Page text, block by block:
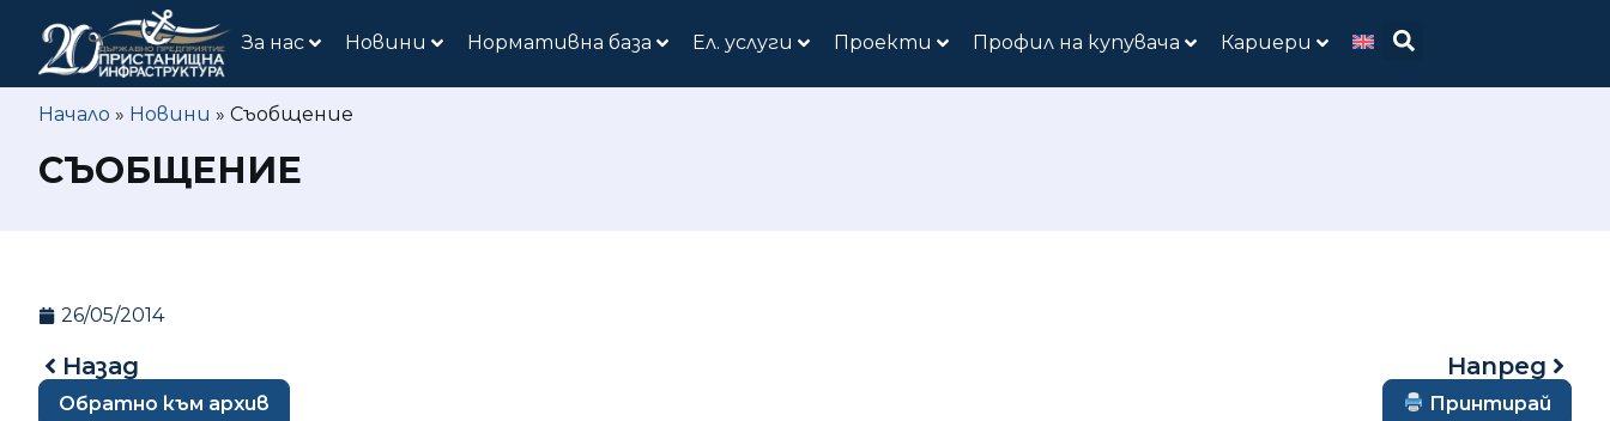
За нас Новини Нормативна база Ел. услуги Проекти Профил на купувача Кариери
Начало » Новини » Съобщение
СЪОБЩЕНИЕ
26/05/2014
Назад Напред
Обратно към архив Принтирай